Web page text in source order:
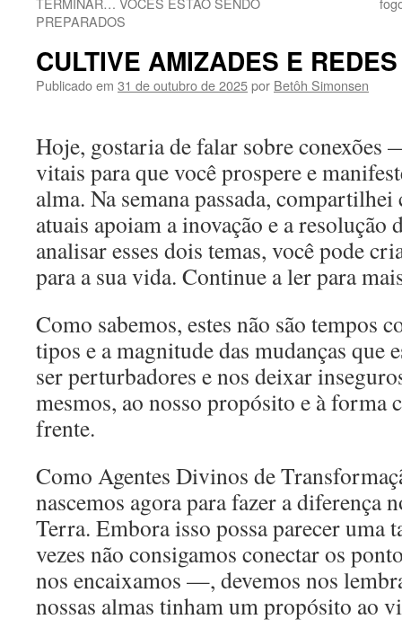
PREPARADOS
CULTIVE AMIZADES E
Publicado em 31 de outubro de 2025por Betôh Simonsen
Hoje, gostaria de falar sobre conexões
vitais para que você prospere e
alma. Na semana passada, compartilhei
atuais apoiam a inovação e a resolução
analisar esses dois temas, você pode
para a sua vida. Continue a ler para
Como sabemos, estes não são tempos
tipos e a magnitude das mudanças que
ser perturbadores e nos deixar
mesmos, ao nosso propósito e à forma
frente.
Como Agentes Divinos de
nascemos agora para fazer a diferença
Terra. Embora isso possa parecer uma
vezes não consigamos conectar os
nos encaixamos —, devemos nos
nossas almas tinham um propósito ao